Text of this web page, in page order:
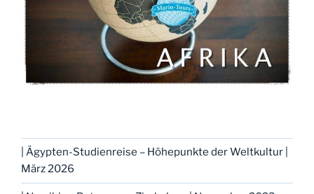
| Ägypten-Studienreise – Höhepunkte der Weltkultur |
März 2026